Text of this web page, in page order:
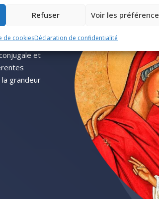
Refuser Voir les
de cookiesDéclaration de confidentialité
et
grandeur